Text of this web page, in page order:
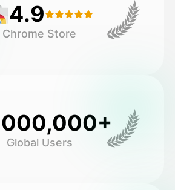
4.9
Chrome Store
Global Users